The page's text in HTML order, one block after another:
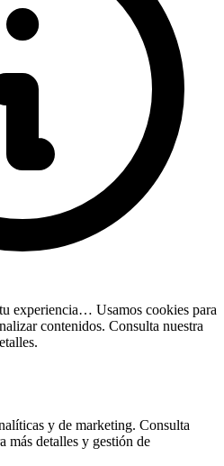
experiencia… Usamos cookies para
contenidos. Consulta nuestra
y de marketing. Consulta
más detalles y gestión de